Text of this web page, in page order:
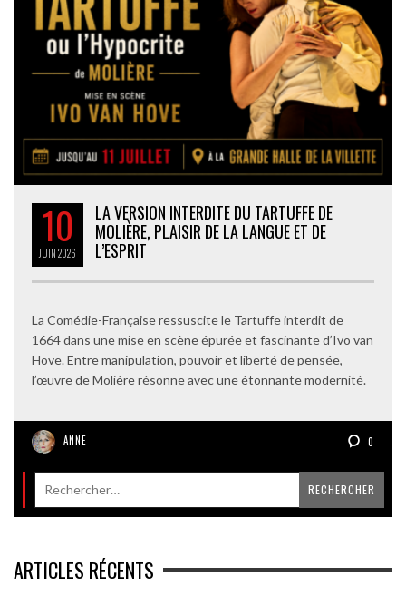
10
JUIN2026
LA VERSION INTERDITE DU TARTUFFE DE
MOLIÈRE, PLAISIR DE LA LANGUE ET DE
L’ESPRIT
La Comédie-Française ressuscite le Tartuffe interdit de
1664 dans une mise en scène épurée et fascinante d’Ivo van
Hove. Entre manipulation, pouvoir et liberté de pensée,
l’œuvre de Molière résonne avec une étonnante modernité.
ANNE 0
ARTICLES RÉCENTS